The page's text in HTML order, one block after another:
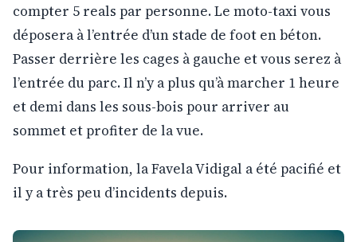
compter 5 reals par personne. Le moto-taxi vous
déposera à l’entrée d’un stade de foot en béton.
Passer derrière les cages à gauche et vous serez à
l’entrée du parc. Il n’y a plus qu’à marcher 1 heure
et demi dans les sous-bois pour arriver au
sommet et profiter de la vue.
Pour information, la Favela Vidigal a été pacifié et
il y a très peu d’incidents depuis.